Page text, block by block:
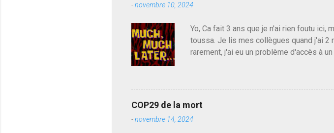
de l'Assemblée ou du Sénat. Ou assister
-novembre 10, 2024
Yo, Ca fait 3 ans que je n'ai rien foutu ici,
toussa. Je lis mes collègues quand j'ai 2
rarement, j'ai eu un problème d'accès à
pouvoir, Vlad Poutine qui a déclaré la
Couilles Un, Les islamistes de la
demandait pas plus sont un tantinet
vouloir, quand un attentat touche ton
COP29 de la mort
-novembre 14, 2024